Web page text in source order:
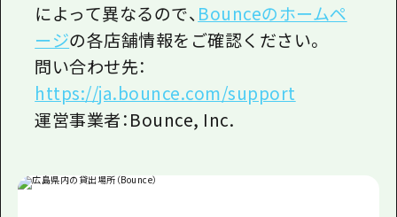
によって異なるので、 Bounceのホームペ
ージの各店舗情報をご確認ください。
問い合わせ先：
https://ja.bounce.com/support
運営事業者：Bounce, Inc.